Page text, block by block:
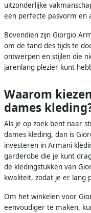
uitzonderlijke
een perfecte pasvorm en
Bovendien zijn Giorgio
om de tand des tijds te
ontwerpen en stijlen die
jarenlang plezier kunt
Waarom
dames
Als je op zoek bent naar
dames kleding, dan is
investeren in Armani
garderobe die je kunt
de kledingstukken van
kwaliteit, zodat je er lang
Om het winkelen voor
eenvoudiger te maken,